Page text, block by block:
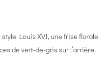
Louis XVI, une frise florale
de vert-de-gris sur l’arrière.